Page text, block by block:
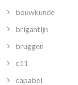
bouwkunde
brigantijn
bruggen
c11
capabel